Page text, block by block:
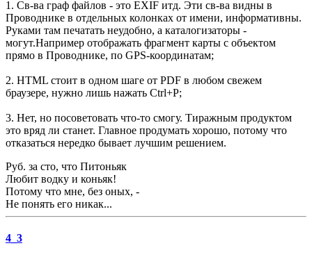
1. Св-ва граф файлов - это EXIF итд. Эти св-ва видны в
Проводнике в отдельных колонках от имени, информативны.
Руками там печатать неудобно, а каталогизаторы -
могут.Например отображать фрагмент карты с объектом
прямо в Проводнике, по GPS-координатам;
2. HTML стоит в одном шаге от PDF в любом свежем
браузере, нужно лишь нажать Ctrl+P;
3. Нет, но посоветовать что-то смогу. Тиражным продуктом
это вряд ли станет. Главное продумать хорошо, потому что
отказаться нередко бывает лучшим решением.
Руб. за сто, что Питоньяк
Любит водку и коньяк!
Потому что мне, без оных, -
Не понять его никак...
4_3